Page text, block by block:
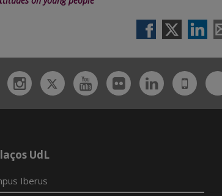
Instagram
TwitterYoutubeFlickrLinkedin
UdL
App
UdL
Iberus